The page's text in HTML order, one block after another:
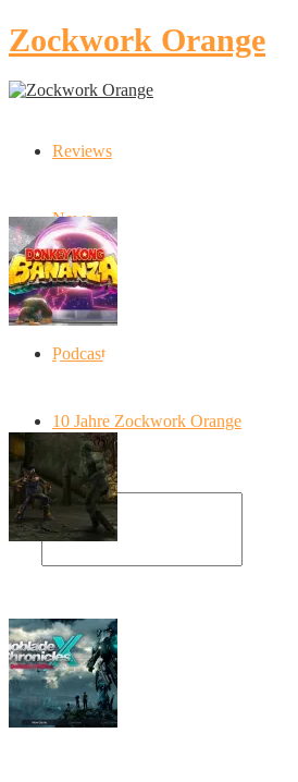
Zockwork Orange
Reviews
News
Artikel
Podcast
10 Jahre Zockwork Orange
Donkey Kong Bananza: